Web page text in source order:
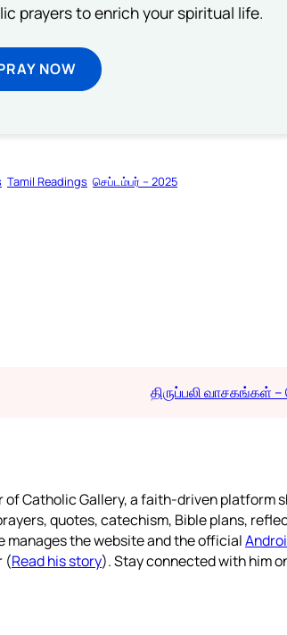
prayers to enrich your spiritual life.
NOW
Tamil Readings செப்டம்பர் – 2025
திருப்பலி வாசகங்கள்
of Catholic Gallery, a faith-driven platform
quotes, catechism, Bible plans,
manages the website and the official
(Read his story). Stay connected with him